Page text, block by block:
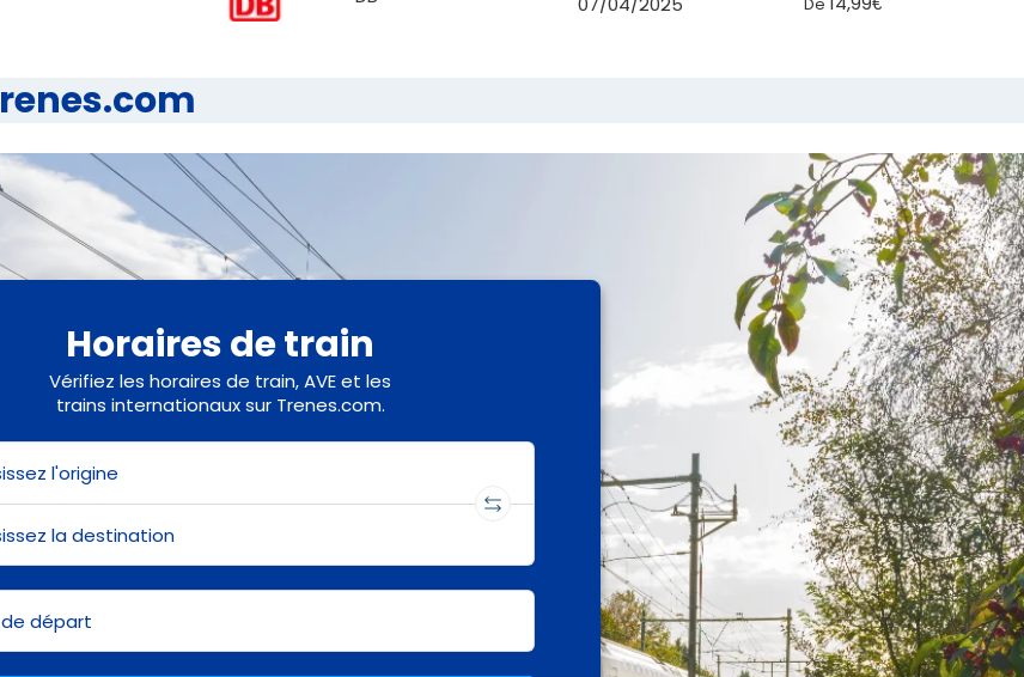
De
Horaires de train
Vérifiez les horaires de train, AVE et les
trains internationaux sur Trenes.com.